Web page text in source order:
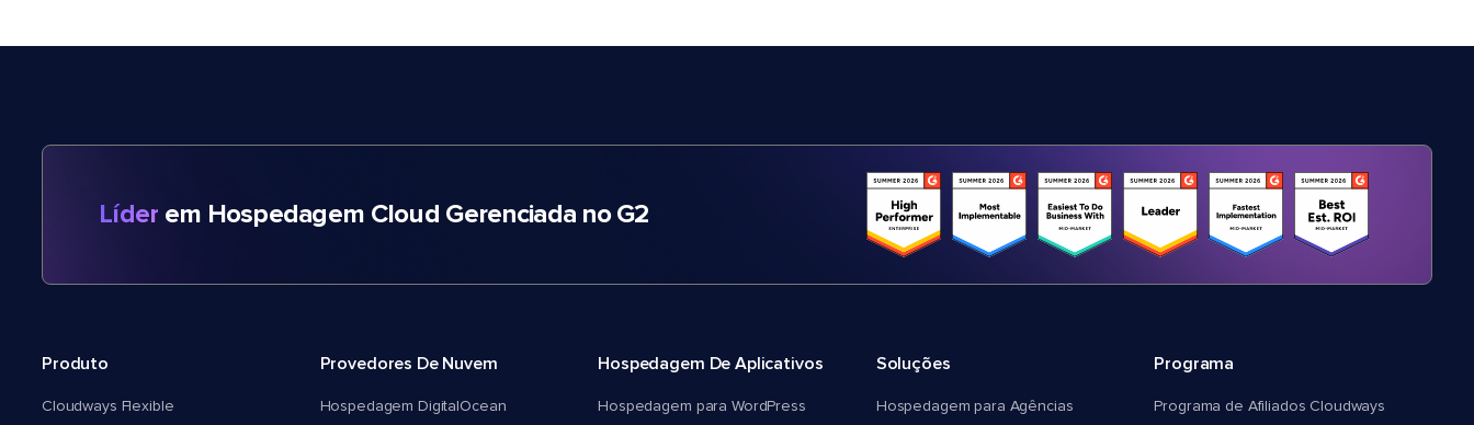
Líder em Hospedagem Cloud Gerenciada no G2
Produto
Cloudways Flexible
Provedores De Nuvem
Hospedagem DigitalOcean
Hospedagem De Aplicativos
Hospedagem para WordPress
Soluções
Hospedagem para Agências
Programa
Programa de Afiliados Cloudways